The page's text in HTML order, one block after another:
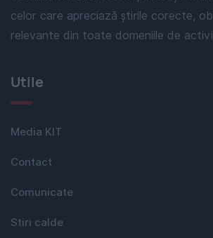
celor care apreciază știrile corecte,
relevante din toate domeniile de
Utile
Media KIT
Contact
Comunicate
Stiri calde